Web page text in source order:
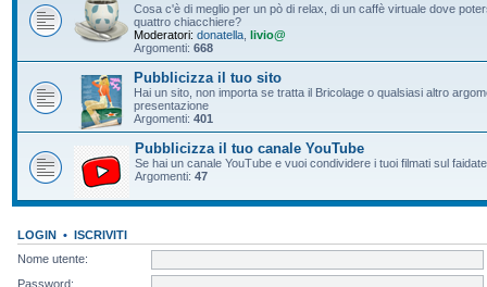
Cosa c'è di meglio per un pò di relax, di un caffè virtuale dove
quattro chiacchiere?
Moderatori: donatella livio@
Argomenti: 668
Pubblicizza il tuo sito
Hai un sito, non importa se tratta il Bricolage o qualsiasi altro
presentazione
Argomenti: 401
Pubblicizza il tuo canale YouTube
Se hai un canale YouTube e vuoi condividere i tuoi filmati sul
Argomenti: 47
LOGIN • ISCRIVITI
Nome utente:
Password: